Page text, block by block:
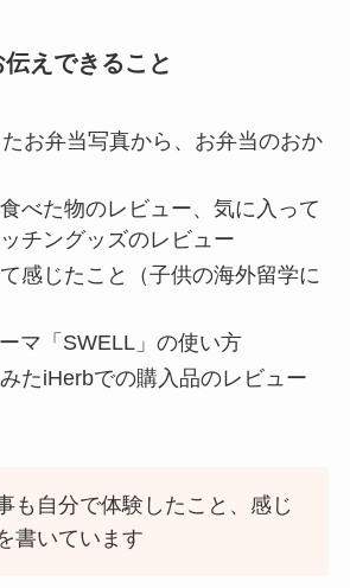
えできること
お弁当写真から、お弁当のおか
べた物のレビュー、気に入って
チングッズのレビュー
感じたこと（子供の海外留学に
マ「SWELL」の使い方
たiHerbでの購入品のレビュー
も自分で体験したこと、感じ
書いています